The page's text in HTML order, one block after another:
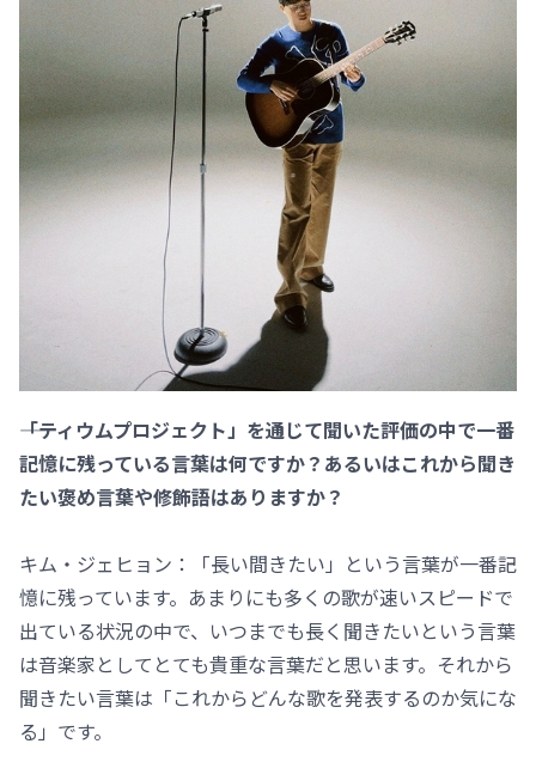
――「ティウムプロジェクト」を通じて聞いた評価の中で一番
記憶に残っている言葉は何ですか？あるいはこれから聞き
たい褒め言葉や修飾語はありますか？
キム・ジェヒョン：「長い間きたい」という言葉が一番記
憶に残っています。あまりにも多くの歌が速いスピードで
出ている状況の中で、いつまでも長く聞きたいという言葉
は音楽家としてとても貴重な言葉だと思います。それから
聞きたい言葉は「これからどんな歌を発表するのか気にな
る」です。